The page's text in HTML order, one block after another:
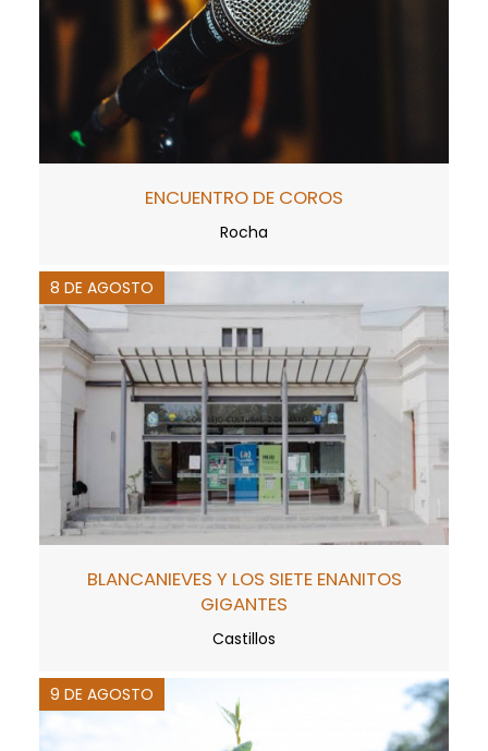
ENCUENTRO DE COROS
Rocha
8 DE AGOSTO
BLANCANIEVES Y LOS SIETE ENANITOS
GIGANTES
Castillos
9 DE AGOSTO